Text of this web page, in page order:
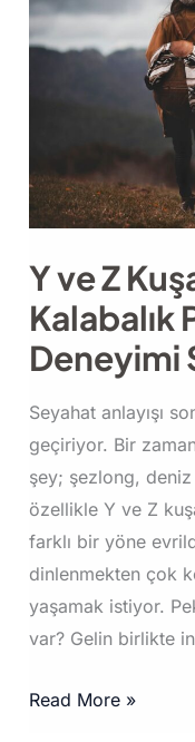
Y ve Z
Kalabalık
Deneyimi
Seyahat anlayışı
geçiriyor. Bir
şey; şezlong, deniz
özellikle Y ve Z
farklı bir yöne
dinlenmekten çok
yaşamak istiyor.
var? Gelin birlikte
Y
Read More »